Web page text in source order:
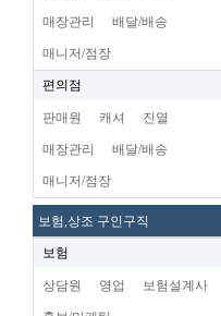
매장관리 배달/배송
매니저/점장
편의점
판매원 캐셔 진열
매장관리 배달/배송
매니저/점장
보험,상조 구인구직
보험
상담원 영업 보험설계사